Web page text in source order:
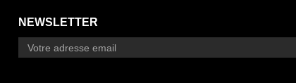
NEWSLETTER